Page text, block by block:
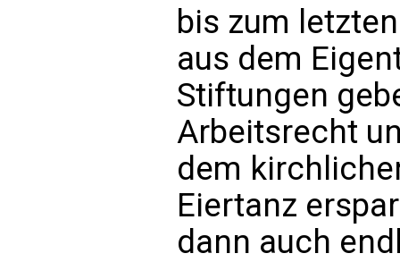
bis zum
aus dem
Stiftungen
Arbeitsrecht
dem
Eiertanz
dann auch